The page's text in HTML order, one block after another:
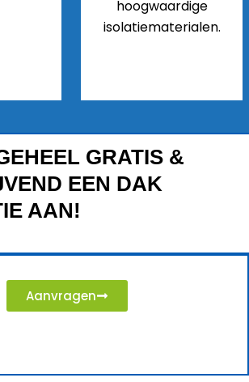
hoogwaardige
isolatiematerialen.
GRATIS &
EEN DAK
AAN!
Aanvragen